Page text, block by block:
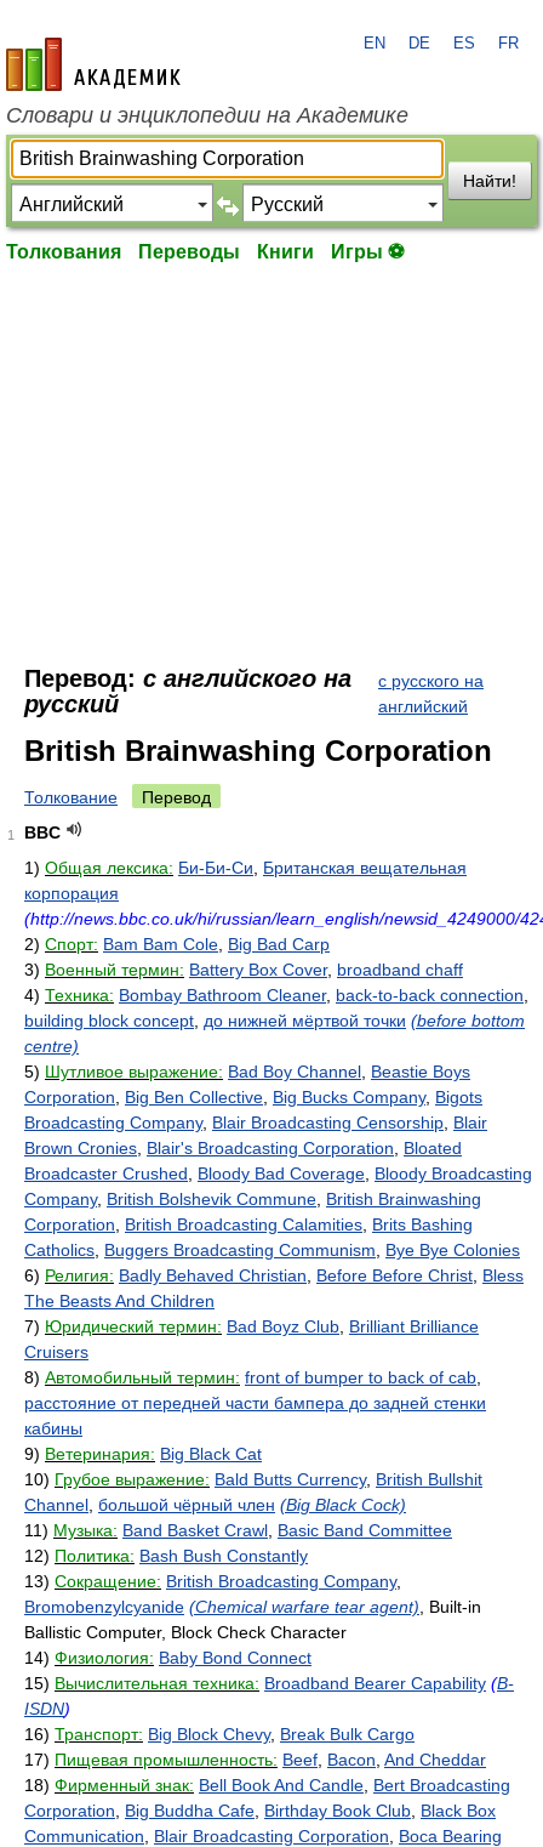
academic.ru
EN DE ES FR
Словари и энциклопедии на Академике
Найти!
Толкования Переводы Книги Игры ⚽
Перевод: с английского на
русский
с русского на
английский
British Brainwashing Corporation
Толкование Перевод
1
BBC
1) Общая лексика: Би-Би-Си
Британская вещательная
корпорация
(http://news.bbc.co.uk/hi/russian/learn_english/newsid_4249000/
2) Спорт: Bam Bam Cole Big Bad Carp
3) Военный термин: Battery Box Cover, broadband chaff
4) Техника: Bombay Bathroom Cleaner, back-to-back connection
building block concept до нижней мёртвой точки (before bottom
centre)
5) Шутливое выражение: Bad Boy Channel Beastie Boys
Corporation
Big Ben Collective Big Bucks Company, Bigots
Broadcasting Company, Blair Broadcasting Censorship Blair
Brown Cronies Blair's Broadcasting Corporation
Bloated
Broadcaster Crushed
Bloody Bad Coverage Bloody Broadcasting
Company, British Bolshevik Commune British Brainwashing
Corporation
British Broadcasting Calamities Brits Bashing
Catholics Buggers Broadcasting Communism
Bye Bye Colonies
6) Религия: Badly Behaved Christian Before Before Christ Bless
The Beasts And Children
7) Юридический термин: Bad Boyz Club Brilliant Brilliance
Cruisers
8) Автомобильный термин: front of bumper to back of cab
расстояние от передней части бампера до задней стенки
кабины
9) Ветеринария: Big Black Cat
10) Грубое выражение: Bald Butts Currency, British Bullshit
Channel большой чёрный член (Big Black Cock)
11) Музыка: Band Basket Crawl Basic Band Committee
12) Политика: Bash Bush Constantly
13) Сокращение: British Broadcasting Company,
Bromobenzylcyanide (Chemical warfare tear agent) , Built-in
Ballistic Computer, Block Check Character
14) Физиология: Baby Bond Connect
15) Вычислительная техника: Broadband Bearer Capability (B-
ISDN)
16) Транспорт: Big Block Chevy, Break Bulk Cargo
17) Пищевая промышленность: Beef Bacon And Cheddar
18) Фирменный знак: Bell Book And Candle Bert Broadcasting
Corporation
Big Buddha Cafe Birthday Book Club Black Box
Communication
Blair Broadcasting Corporation
Boca Bearing